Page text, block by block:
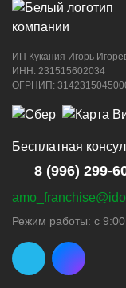
ИП Кукания Игорь
ИНН: 231515602034
ОГРНИП:
Бесплатная
8 (996) 299-
Режим работы: с